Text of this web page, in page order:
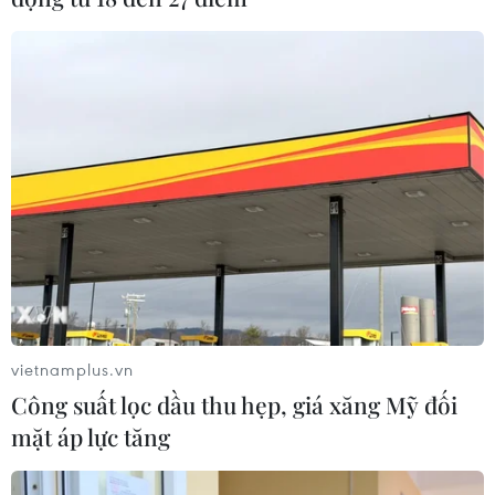
05/08/2026 14:56
Lan tỏa tinh thần đổi mới, khát vọng
phát triển
05/08/2026 12:58
Lần đầu tiên Hội nghị Ngoại giao có
một phiên họp riêng về khoa học
công nghệ
Trung Quốc phóng thành công hai
vệ tinh siêu phổ Đông Phương Huệ
Nhãn
vietnamplus.vn
Công suất lọc dầu thu hẹp, giá xăng Mỹ đối
mặt áp lực tăng